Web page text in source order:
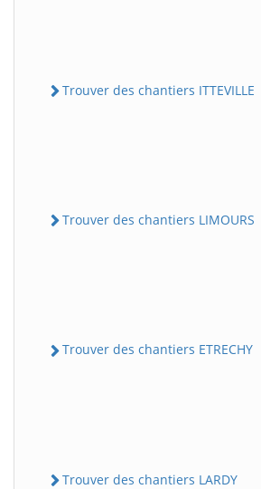
Trouver des chantiers ITTEVILLE
Trouver des chantiers LIMOURS
Trouver des chantiers ETRECHY
Trouver des chantiers LARDY